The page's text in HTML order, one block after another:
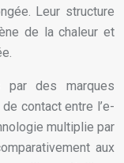
Leur structure
de la chaleur et
par des marques
contact entre l’e-
multiplie par
aux